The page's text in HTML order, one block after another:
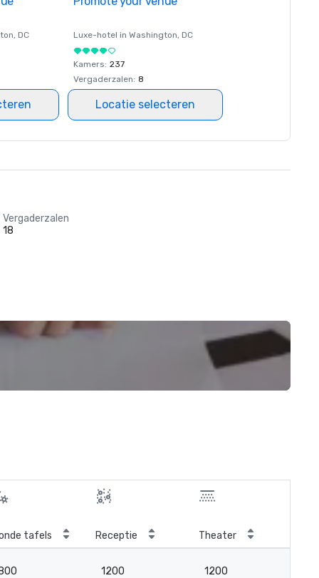
, DC Luxe-hotel in Washington, DC
Kamers: 237
Vergaderzalen: 8
Locatie selecteren
Vergaderzalen
18
tafels Receptie Theater
1200 1200